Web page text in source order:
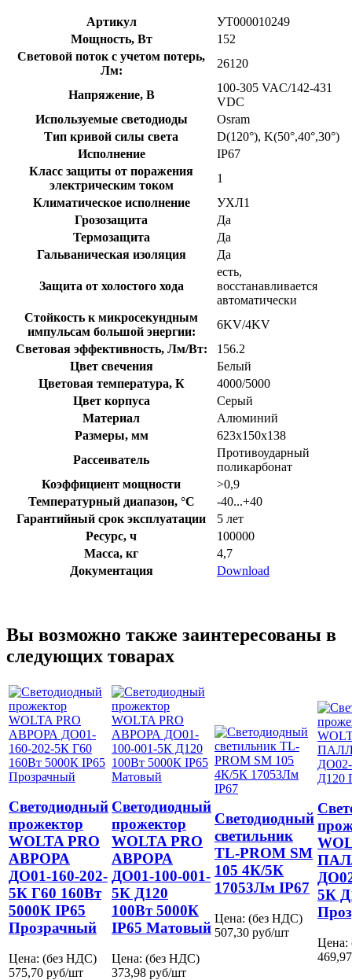
Артикул
УТ000010249
Мощность, Вт
152
Световой поток с учетом потерь,
Лм:
26120
Напряжение, В
100-305 VAC/142-431
VDC
Используемые светодиоды
Osram
Тип кривой силы света
D(120°), K(50°,40°,30°)
Исполнение
IP67
Класс защиты от поражения
электрическим током
1
Климатическое исполнение
УХЛ1
Грозозащита
Да
Термозащита
Да
Гальваническая изоляция
Да
Защита от холостого хода
есть,
восстанавливается
автоматически
Стойкость к микросекундным
импульсам большой энергии:
6KV/4KV
Световая эффективность, Лм/Вт:
156.2
Цвет свечения
Белый
Цветовая температура, К
4000/5000
Цвет корпуса
Серый
Материал
Алюминий
Размеры, мм
623х150х138
Рассеиватель
Противоударный
поликарбонат
Коэффициент мощности
>0,9
Температурный диапазон, °C
-40...+40
Гарантийный срок эксплуатации
5 лет
Ресурс, ч
100000
Масса, кг
4,7
Документация
Download
Вы возможно также заинтересованы в
следующих товарах
Светодиодный
прожектор
WOLTA PRO
АВРОРА
ДО01-160-202-
5К Г60 160Вт
5000К IP65
Прозрачный
Цена: (без НДС)
575,70 руб/шт
Светодиодный
прожектор
WOLTA PRO
АВРОРА
ДО01-100-001-
5К Д120
100Вт 5000К
IP65 Матовый
Цена: (без НДС)
373,98 руб/шт
Светодиодный
светильник
TL-PROM SM
105 4К/5К
17053Лм IP67
Цена: (без НДС)
507,30 руб/шт
5К
Цена:
469,97